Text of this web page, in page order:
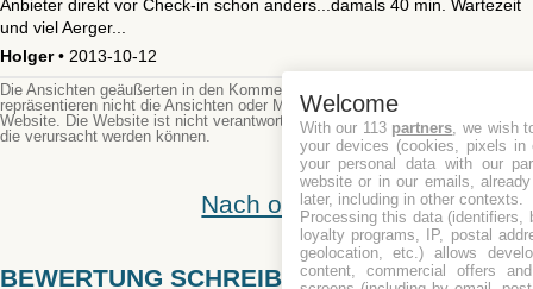
Anbieter direkt vor Check-in schon anders...damals 40 min. Wartezeit
und viel Aerger...
Holger• 2013-10-12
Die Ansichten geäußerten in den Kommentaren sind die der Autoren und
repräsentieren nicht die Ansichten oder Meinungen der Administrator oder der
Website. Die Website ist nicht verantwortlich für deren Inhalt noch Schäden,
die verursacht werden können.
Nach oben
BEWERTUNG SCHREIBEN
Welcome
With our 113 partners, we wish
your devices (cookies, pixels
your personal data with our
website or in our emails,
later, including in other contexts.
Processing this data (identifiers,
loyalty programs, IP, postal
geolocation, etc.) allows
content, commercial offers